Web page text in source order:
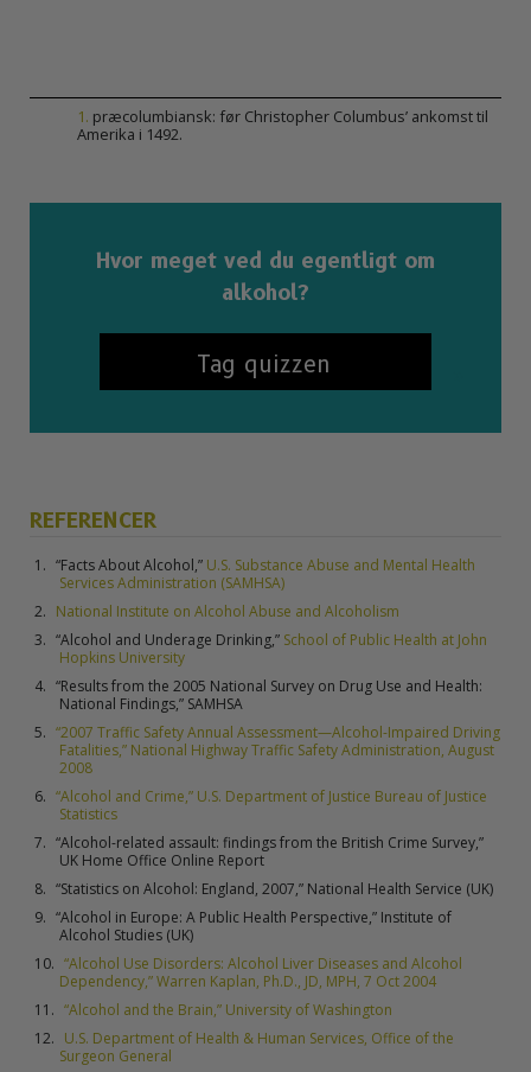
1. præcolumbiansk: før Christopher Columbus’ ankomst til
Amerika i 1492.
Hvor meget ved du egentligt om
alkohol?
Tag quizzen
REFERENCER
“Facts About Alcohol,” U.S. Substance Abuse and Mental Health
Services Administration (SAMHSA)
National Institute on Alcohol Abuse and Alcoholism
“Alcohol and Underage Drinking,” School of Public Health at John
Hopkins University
“Results from the 2005 National Survey on Drug Use and Health:
National Findings,” SAMHSA
“2007 Traffic Safety Annual Assessment—Alcohol-Impaired Driving
Fatalities,” National Highway Traffic Safety Administration, August
2008
“Alcohol and Crime,” U.S. Department of Justice Bureau of Justice
Statistics
“Alcohol-related assault: findings from the British Crime Survey,”
UK Home Office Online Report
“Statistics on Alcohol: England, 2007,” National Health Service (UK)
“Alcohol in Europe: A Public Health Perspective,” Institute of
Alcohol Studies (UK)
“Alcohol Use Disorders: Alcohol Liver Diseases and Alcohol
Dependency,” Warren Kaplan, Ph.D., JD, MPH, 7 Oct 2004
“Alcohol and the Brain,” University of Washington
U.S. Department of Health & Human Services, Office of the
Surgeon General